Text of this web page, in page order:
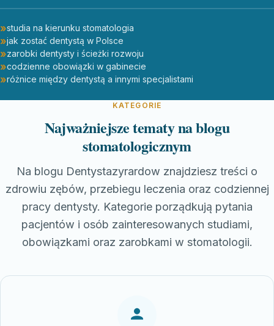
studia na kierunku stomatologia
jak zostać dentystą w Polsce
zarobki dentysty i ścieżki rozwoju
codzienne obowiązki w gabinecie
różnice między dentystą a innymi specjalistami
KATEGORIE
Najważniejsze tematy na blogu
stomatologicznym
Na blogu Dentystazyrardow znajdziesz treści o
zdrowiu zębów, przebiegu leczenia oraz codziennej
pracy dentysty. Kategorie porządkują pytania
pacjentów i osób zainteresowanych studiami,
obowiązkami oraz zarobkami w stomatologii.